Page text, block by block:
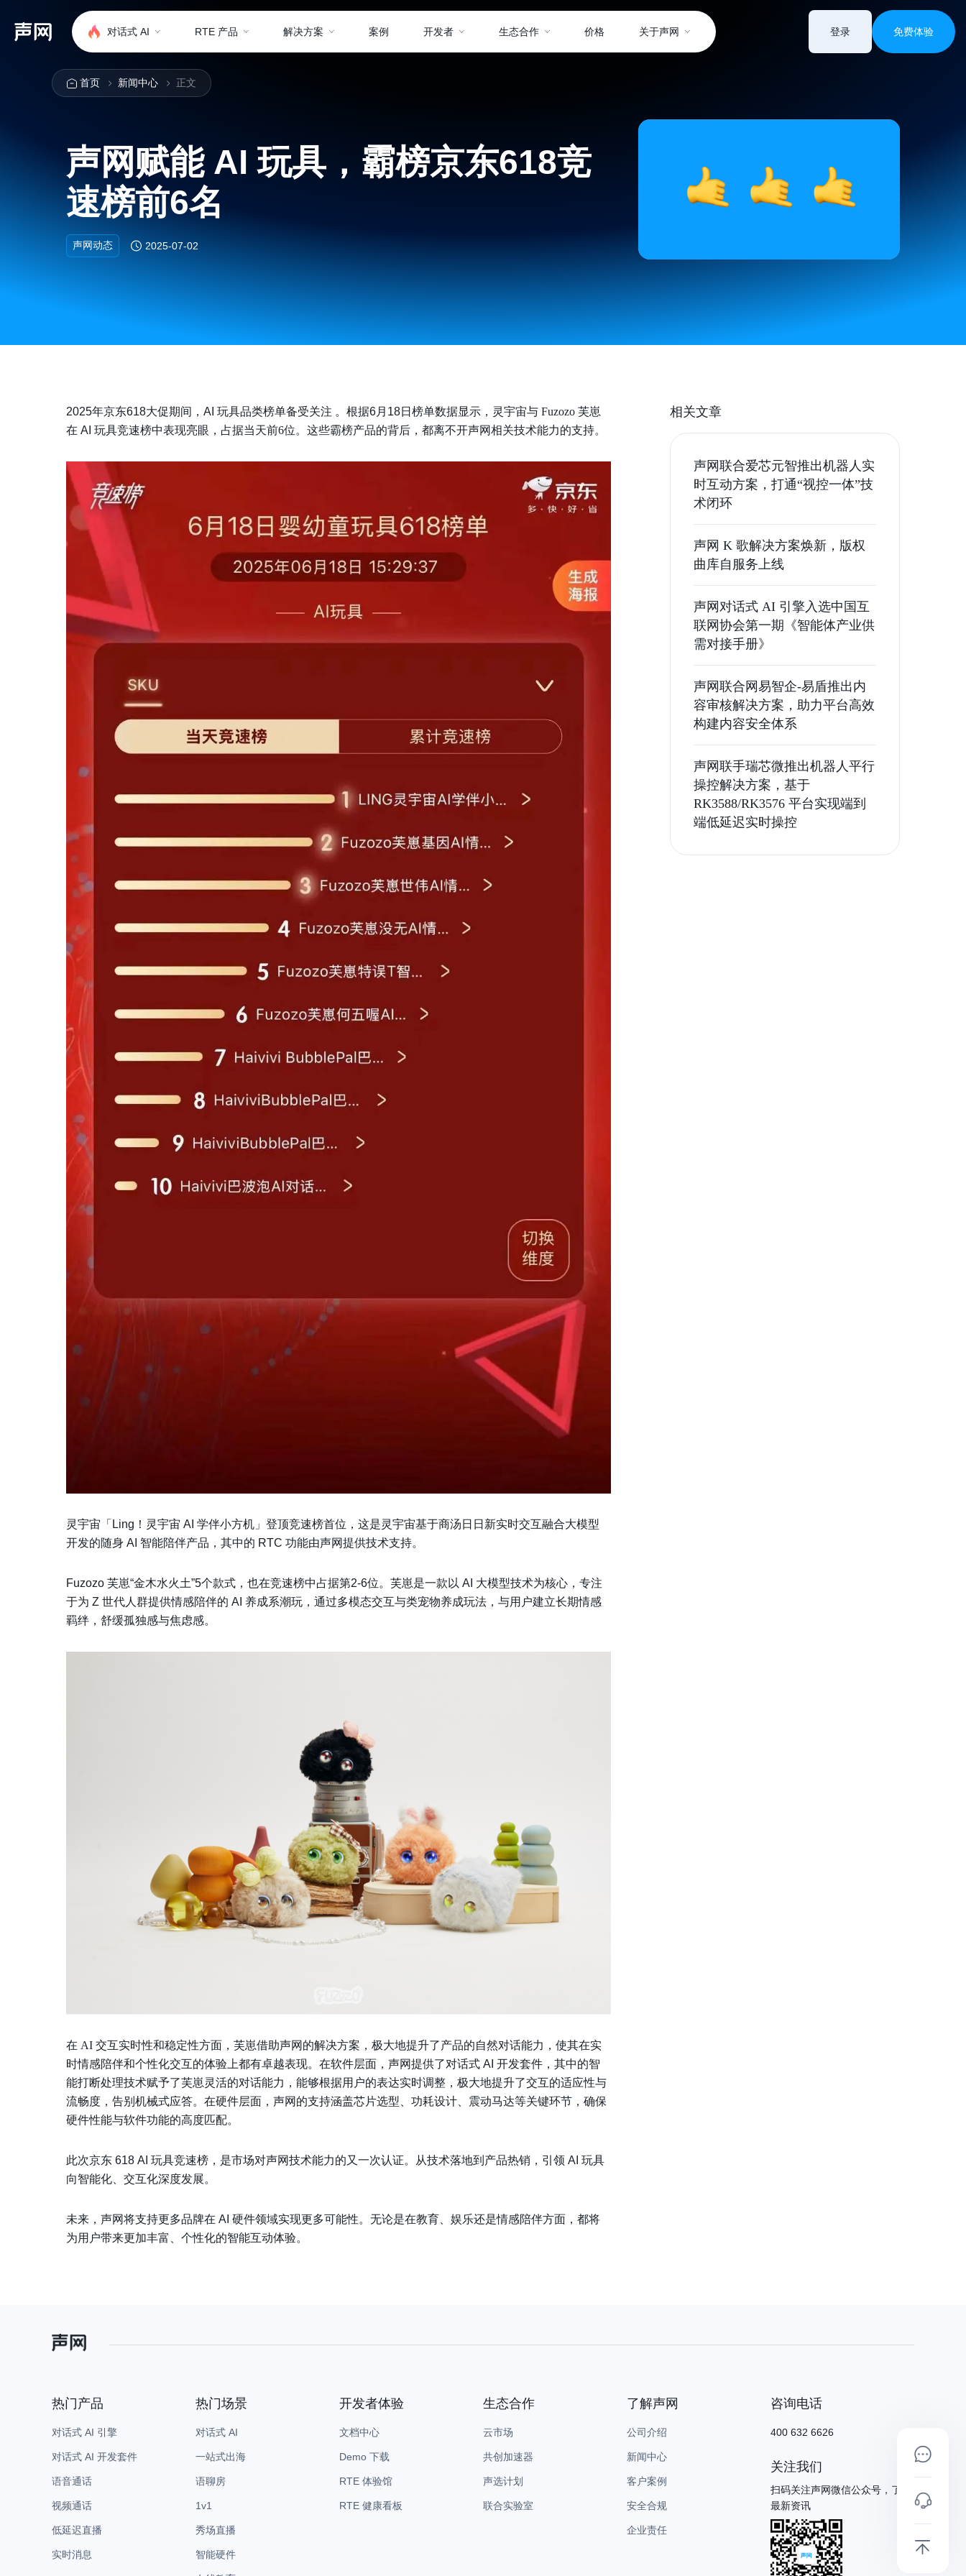
对话式 AI RTE 产品 解决方案 案例 开发者 生态合作 价格 关于声网 登录 免费体验
首页 新闻中心 正文
声网赋能 AI 玩具，霸榜京东618竞
速榜前6名
声网动态 2025-07-02
2025年京东618大促期间，AI 玩具品类榜单备受关注 。根据6月18日榜单数据显示 ，灵宇宙与 Fuzozo 芙崽
在 AI 玩具竞速榜中表现亮眼 ， 占据当天前6位。 这些霸榜产品的背后，都离不开声网相关技术能力的支持。
灵宇宙「Ling！灵宇宙 AI 学伴小方机」登顶竞速榜首位，这是灵宇宙基于商汤日日新实时交互融合大模型
开发的随身 AI 智能陪伴产品，其中的 RTC 功能由声网提供技术支持。
Fuzozo 芙崽“金木水火土”5个款式，也在竞速榜中占据第2-6位。芙崽是一款以 AI 大模型技术为核心，专注
于为 Z 世代人群提供情感陪伴的 AI 养成系潮玩，通过多模态交互与类宠物养成玩法，与用户建立长期情感
羁绊，舒缓孤独感与焦虑感。
在 AI 交互实时性和稳定性方面，芙崽借助声网的解决方案，极大地提升了产品的自然对话能力，使其在实
时情感陪伴和个性化交互的体验上都有卓越表现。 在软件层面，声网提供了对话式 AI 开发套件，其中的智
能打断处理技术赋予了芙崽灵活的对话能力，能够根据用户的表达实时调整，极大地提升了交互的适应性与
流畅度，告别机械式应答。在硬件层面，声网的支持涵盖芯片选型、功耗设计、震动马达等关键环节，确保
硬件性能与软件功能的高度匹配。
此次京东 618 AI 玩具竞速榜，是市场对声网技术能力的又一次认证。从技术落地到产品热销，引领 AI 玩具
向智能化、交互化深度发展。
未来，声网将支持更多品牌在 AI 硬件领域实现更多可能性。无论是在教育、娱乐还是情感陪伴方面，都将
为用户带来更加丰富、个性化的智能互动体验。
相关文章
声网联合爱芯元智推出机器人实
时互动方案，打通“视控一体”技
术闭环
声网 K 歌解决方案焕新，版权
曲库自服务上线
声网对话式 AI 引擎入选中国互
联网协会第一期《智能体产业供
需对接手册》
声网联合网易智企-易盾推出内
容审核解决方案，助力平台高效
构建内容安全体系
声网联手瑞芯微推出机器人平行
操控解决方案，基于
RK3588/RK3576 平台实现端到
端低延迟实时操控
热门产品
对话式 AI 引擎
对话式 AI 开发套件
语音通话
视频通话
低延迟直播
实时消息
热门场景
对话式 AI
一站式出海
语聊房
1v1
秀场直播
智能硬件
开发者体验
文档中心
Demo 下载
RTE 体验馆
RTE 健康看板
生态合作
云市场
共创加速器
声选计划
联合实验室
了解声网
公司介绍
新闻中心
客户案例
安全合规
企业责任
咨询电话
400 632 6626
关注我们
扫码关注声网微信公众号，了解
最新资讯